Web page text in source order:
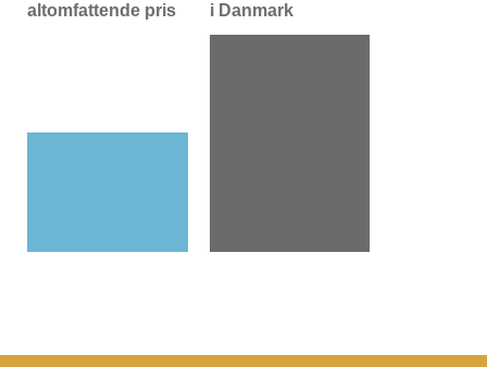
altomfattende pris
i Danmark